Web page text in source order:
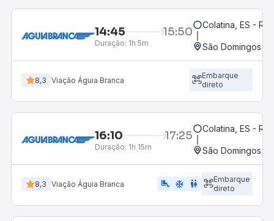
14:45 15:50
Duração: 1h 5m
Colatina, ES -
São Domingos
8,3 Viação Águia Branca
Embarque
direto
16:10 17:25
Duração: 1h 15m
Colatina, ES -
São Domingos
8,3 Viação Águia Branca airline_seat_legroom_extra ac_unit WC
Embarque
direto